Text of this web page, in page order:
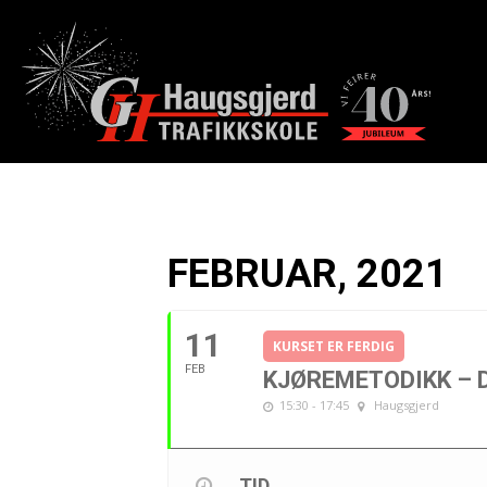
FEBRUAR, 2021
11
FEB
KURSET ER FERDIG
KJØREMETODIKK –
15:30 - 17:45 Haugsgjerd